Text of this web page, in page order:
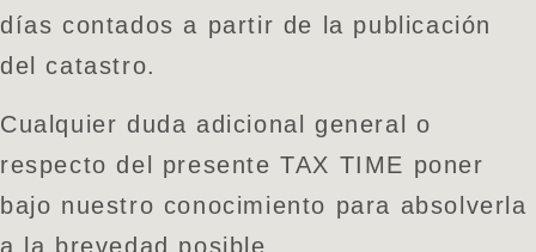
días contados a partir de la publicación
del catastro.
Cualquier duda adicional general o
respecto del presente TAX TIME poner
bajo nuestro conocimiento para absolverla
a la brevedad posible.